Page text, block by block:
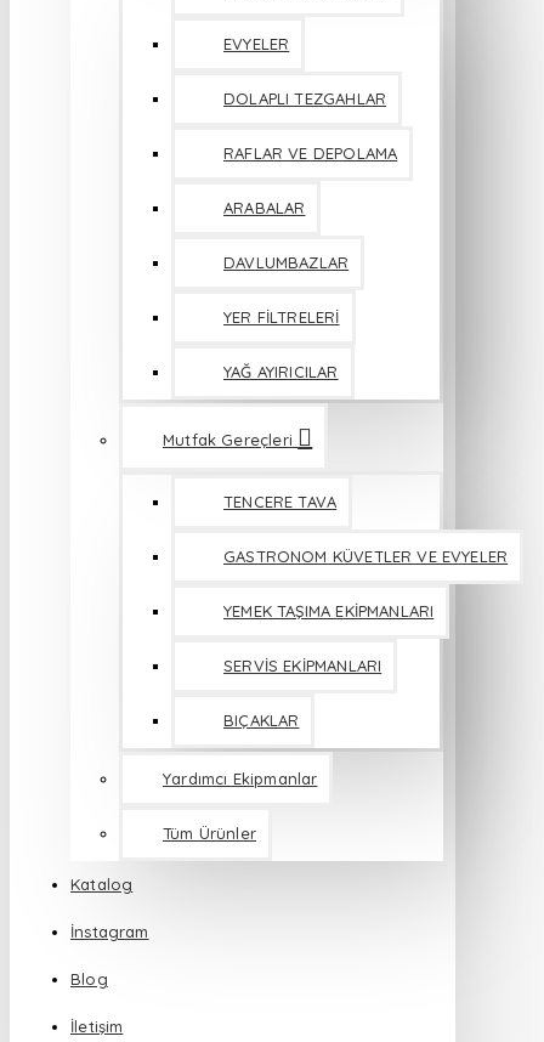
EVYELER
DOLAPLI TEZGAHLAR
RAFLAR VE DEPOLAMA
ARABALAR
DAVLUMBAZLAR
YER FİLTRELERİ
YAĞ AYIRICILAR
Mutfak Gereçleri
TENCERE TAVA
GASTRONOM KÜVETLER VE EVYELER
YEMEK TAŞIMA EKİPMANLARI
SERVİS EKİPMANLARI
BIÇAKLAR
Yardımcı Ekipmanlar
Tüm Ürünler
Katalog
İnstagram
Blog
İletişim